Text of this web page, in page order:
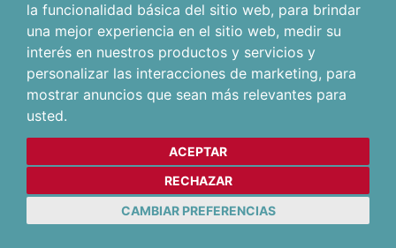
la funcionalidad básica del sitio web, para brindar
una mejor experiencia en el sitio web, medir su
interés en nuestros productos y servicios y
personalizar las interacciones de marketing, para
mostrar anuncios que sean más relevantes para
usted.
ACEPTAR
RECHAZAR
CAMBIAR PREFERENCIAS